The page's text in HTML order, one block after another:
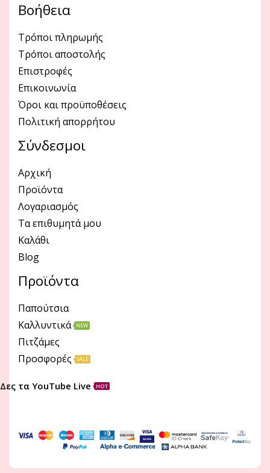
Βοήθεια
Τρόποι πληρωμής
Τρόποι αποστολής
Επιστροφές
Επικοινωνία
Όροι και προϋποθέσεις
Πολιτική απορρήτου
Σύνδεσμοι
Αρχική
Προϊόντα
Λογαριασμός
Τα επιθυμητά μου
Καλάθι
Blog
Προϊόντα
Παπούτσια
Καλλυντικά
NEW
Πιτζάμες
Προσφορές
SALE
Δες τα YouTube Live HOT